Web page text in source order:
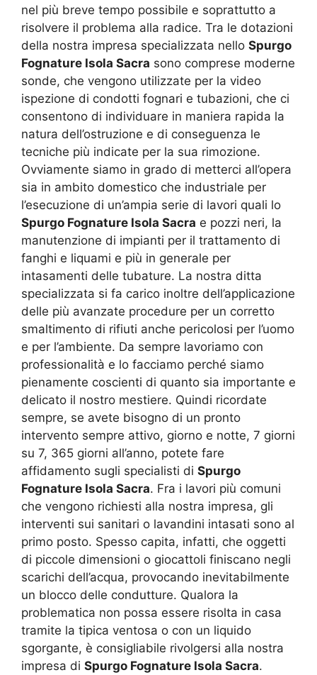
nel più breve tempo possibile e soprattutto a
risolvere il problema alla radice. Tra le dotazioni
della nostra impresa specializzata nello Spurgo
Fognature Isola Sacra sono comprese moderne
sonde, che vengono utilizzate per la video
ispezione di condotti fognari e tubazioni, che ci
consentono di individuare in maniera rapida la
natura dell’ostruzione e di conseguenza le
tecniche più indicate per la sua rimozione.
Ovviamente siamo in grado di metterci all’opera
sia in ambito domestico che industriale per
l’esecuzione di un’ampia serie di lavori quali lo
Spurgo Fognature Isola Sacra e pozzi neri, la
manutenzione di impianti per il trattamento di
fanghi e liquami e più in generale per
intasamenti delle tubature. La nostra ditta
specializzata si fa carico inoltre dell’applicazione
delle più avanzate procedure per un corretto
smaltimento di rifiuti anche pericolosi per l’uomo
e per l’ambiente. Da sempre lavoriamo con
professionalità e lo facciamo perché siamo
pienamente coscienti di quanto sia importante e
delicato il nostro mestiere. Quindi ricordate
sempre, se avete bisogno di un pronto
intervento sempre attivo, giorno e notte, 7 giorni
su 7, 365 giorni all’anno, potete fare
affidamento sugli specialisti di Spurgo
Fognature Isola Sacra. Fra i lavori più comuni
che vengono richiesti alla nostra impresa, gli
interventi sui sanitari o lavandini intasati sono al
primo posto. Spesso capita, infatti, che oggetti
di piccole dimensioni o giocattoli finiscano negli
scarichi dell’acqua, provocando inevitabilmente
un blocco delle condutture. Qualora la
problematica non possa essere risolta in casa
tramite la tipica ventosa o con un liquido
sgorgante, è consigliabile rivolgersi alla nostra
impresa di Spurgo Fognature Isola Sacra.